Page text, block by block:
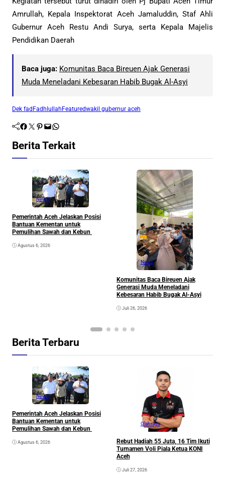
Amrullah, Kepala Inspektorat Aceh Jamaluddin, Staf Ahli
Gubernur Aceh Restu Andi Surya, serta Kepala Majelis
Pendidikan Daerah
Baca juga: Komunitas Baca Bireuen Ajak Generasi
Muda Meneladani Kebesaran Habib Bugak Al-Asyi
Dek fad Fadhlullah Featuredwakil gubernur aceh
Facebook Twitter Pinterest Mail WhatsApp
Berita Terkait
News
Pemerintah Aceh Jelaskan Posisi
Bantuan Kementan untuk
Pemulihan Sawah dan Kebun
Agustus 6, 2026
News
Komunitas Baca Bireuen Ajak
Generasi Muda Meneladani
Kebesaran Habib Bugak Al-Asyi
Juli 26, 2026
Berita Terbaru
News
Pemerintah Aceh Jelaskan Posisi
Bantuan Kementan untuk
Pemulihan Sawah dan Kebun
Agustus 6, 2026
Olahraga
Rebut Hadiah 55 Juta, 16 Tim Ikuti
Turnamen Voli Piala Ketua KONI
Aceh
Juli 27, 2026